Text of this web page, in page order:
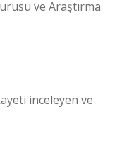
ve Araştırma
inceleyen ve